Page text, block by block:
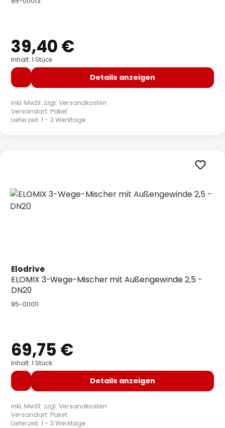
Regulärer Preis:
39,40 €
Inhalt: 1 Stück
Details anzeigen
inkl. MwSt. zzgl. Versandkosten
Versandart: Paket
Lieferzeit: 1 - 3 Werktage
Elodrive
ELOMIX 3-Wege-Mischer mit Außengewinde 2,5 -
DN20
85-00011
Regulärer Preis:
69,75 €
Inhalt: 1 Stück
Details anzeigen
inkl. MwSt. zzgl. Versandkosten
Versandart: Paket
Lieferzeit: 1 - 3 Werktage